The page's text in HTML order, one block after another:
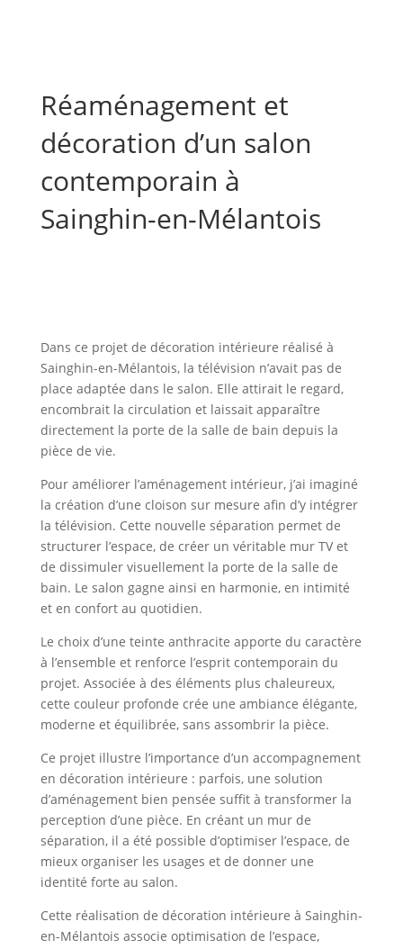
Réaménagement et
décoration d’un salon
contemporain à
Sainghin-en-Mélantois
Dans ce projet de décoration intérieure réalisé à
Sainghin-en-Mélantois, la télévision n’avait pas de
place adaptée dans le salon. Elle attirait le regard,
encombrait la circulation et laissait apparaître
directement la porte de la salle de bain depuis la
pièce de vie.
Pour améliorer l’aménagement intérieur, j’ai imaginé
la création d’une cloison sur mesure afin d’y intégrer
la télévision. Cette nouvelle séparation permet de
structurer l’espace, de créer un véritable mur TV et
de dissimuler visuellement la porte de la salle de
bain. Le salon gagne ainsi en harmonie, en intimité
et en confort au quotidien.
Le choix d’une teinte anthracite apporte du caractère
à l’ensemble et renforce l’esprit contemporain du
projet. Associée à des éléments plus chaleureux,
cette couleur profonde crée une ambiance élégante,
moderne et équilibrée, sans assombrir la pièce.
Ce projet illustre l’importance d’un accompagnement
en décoration intérieure : parfois, une solution
d’aménagement bien pensée suffit à transformer la
perception d’une pièce. En créant un mur de
séparation, il a été possible d’optimiser l’espace, de
mieux organiser les usages et de donner une
identité forte au salon.
Cette réalisation de décoration intérieure à Sainghin-
en-Mélantois associe optimisation de l’espace,